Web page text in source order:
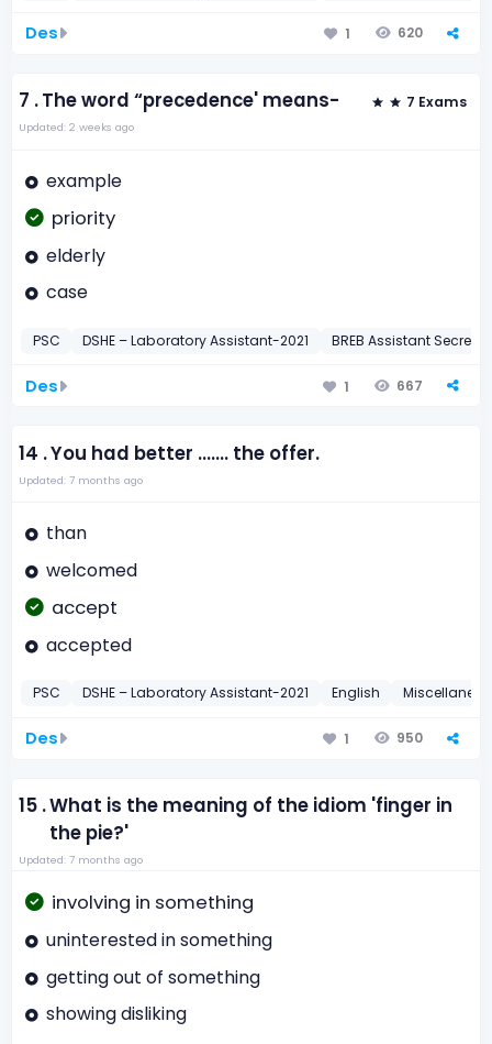
Des 1 620
7 .The word “precedence' means- 7 Exams
Updated: 2 weeks ago
example
priority
elderly
case
PSC DSHE – Laboratory Assistant-2021 BREB Assistant
Des 1 667
14 .You had better ....... the offer.
Updated: 7 months ago
than
welcomed
accept
accepted
PSC DSHE – Laboratory Assistant-2021 English
Des 1 950
15 .What is the meaning of the idiom 'finger in
the pie?'
Updated: 7 months ago
involving in something
uninterested in something
getting out of something
showing disliking